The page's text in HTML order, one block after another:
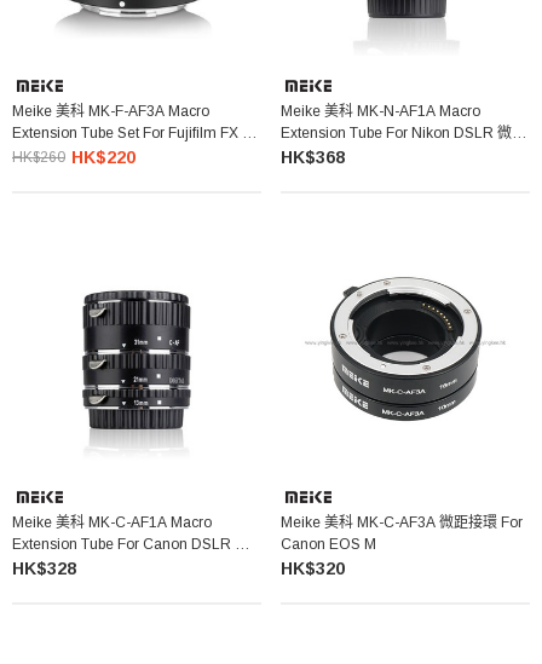
Meike 美科 MK-F-AF3A Macro
Extension Tube Set For Fujifilm FX 微
距接環
HK$260 HK$220
Meike 美科 MK-N-AF1A Macro
Extension Tube For Nikon DSLR 微距
接環
HK$368
Meike 美科 MK-C-AF1A Macro
Extension Tube For Canon DSLR 微
距接環
HK$328
Meike 美科 MK-C-AF3A 微距接環 For
Canon EOS M
HK$320